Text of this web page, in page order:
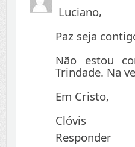
Luciano,
Paz seja
Não estou
Trindade. Na
Em Cristo,
Clóvis
Responder